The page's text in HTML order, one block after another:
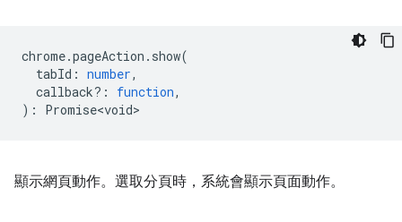
chrome.pageAction . show(
tabId : number,
callback? : function,
) : Promise<void>
顯示網頁動作。選取分頁時，系統會顯示頁面動作。